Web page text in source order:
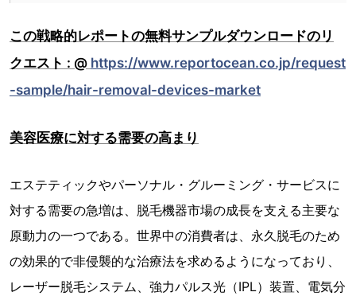
この戦略的レポートの無料サンプルダウンロードのリ
クエスト : @ https://www.reportocean.co.jp/request
-sample/hair-removal-devices-market
美容医療に対する需要の高まり
エステティックやパーソナル・グルーミング・サービスに
対する需要の急増は、脱毛機器市場の成長を支える主要な
原動力の一つである。世界中の消費者は、永久脱毛のため
の効果的で非侵襲的な治療法を求めるようになっており、
レーザー脱毛システム、強力パルス光（IPL）装置、電気分